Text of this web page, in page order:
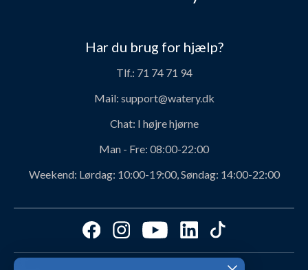
Retur og ombytning
Rabatkoder
Produktanbefalinger fra Watery
Størrelsesguides
Cookies & præferencer
Vores historie
Personerne bag Watery
Svømmeklub-aftaler
Affiliate program
Fordele hos Watery
Har du brug for hjælp?
Tlf.: 71 74 71 94
Mail: support@watery.dk
Chat: I højre hjørne
Man - Fre: 08:00-22:00
Weekend: Lørdag: 10:00-19:00, Søndag: 14:00-22:00